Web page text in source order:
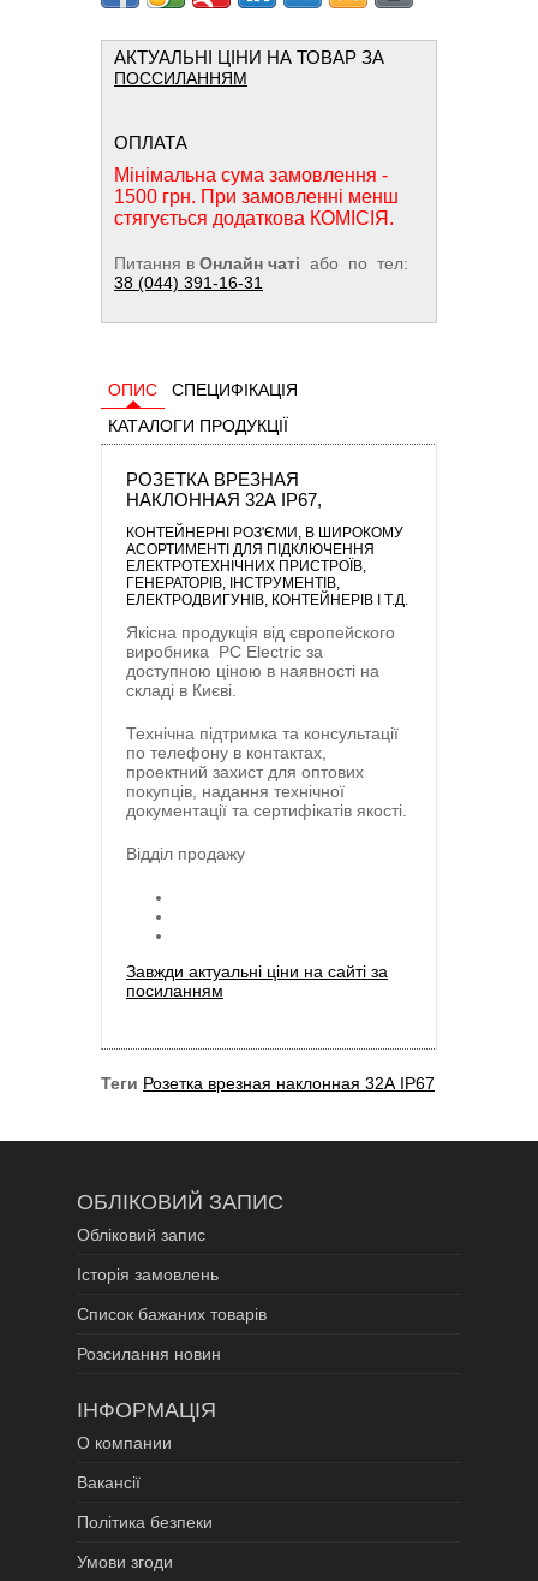
АКТУАЛЬНІ ЦІНИ НА ТОВАР ЗА
ПОССИЛАННЯМ
ОПЛАТА
Мінімальна сума замовлення -
1500 грн. При замовленні менш
стягується додаткова КОМІСІЯ.
Питання в Онлайн чаті або по тел:
38 (044) 391-16-31
ОПИС
СПЕЦИФІКАЦІЯ
КАТАЛОГИ ПРОДУКЦІЇ
РОЗЕТКА ВРЕЗНАЯ
НАКЛОННАЯ 32А IP67,
КОНТЕЙНЕРНІ РОЗ'ЄМИ , В ШИРОКОМУ
АСОРТИМЕНТІ ДЛЯ ПІДКЛЮЧЕННЯ
ЕЛЕКТРОТЕХНІЧНИХ ПРИСТРОЇВ,
ГЕНЕРАТОРІВ, ІНСТРУМЕНТІВ,
ЕЛЕКТРОДВИГУНІВ, КОНТЕЙНЕРІВ І Т.Д.
Якісна продукція від європейского
виробника PC Electric за
доступною ціною в наявності на
складі в Києві.
Технічна підтримка та консультації
по телефону в контактах,
проектний захист для оптових
покупців, надання технічної
документації та сертифікатів якості.
Відділ продажу
Завжди актуальні ціни на сайті за
посиланням
Теги Розетка врезная наклонная 32А IP67
ОБЛІКОВИЙ ЗАПИС
Обліковий запис
Історія замовлень
Список бажаних товарів
Розсилання новин
ІНФОРМАЦІЯ
О компании
Вакансії
Політика безпеки
Умови згоди